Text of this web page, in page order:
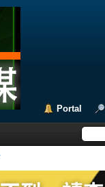
Portal